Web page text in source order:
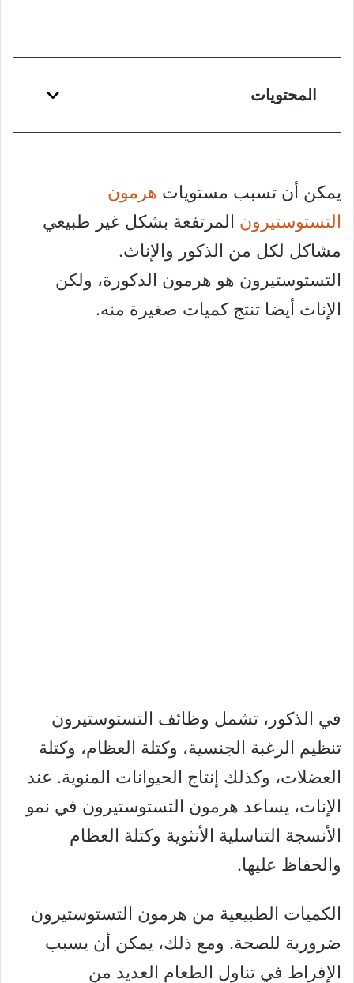
المحتويات
يمكن أن تسبب مستويات هرمون
التستوستيرون المرتفعة بشكل غير طبيعي
مشاكل لكل من الذكور والإناث.
التستوستيرون هو هرمون الذكورة، ولكن
الإناث أيضا تنتج كميات صغيرة منه.
في الذكور، تشمل وظائف التستوستيرون
تنظيم الرغبة الجنسية، وكتلة العظام، وكتلة
العضلات، وكذلك إنتاج الحيوانات المنوية. عند
الإناث، يساعد هرمون التستوستيرون في نمو
الأنسجة التناسلية الأنثوية وكتلة العظام
والحفاظ عليها.
الكميات الطبيعية من هرمون التستوستيرون
ضرورية للصحة. ومع ذلك، يمكن أن يسبب
الإفراط في تناول الطعام العديد من